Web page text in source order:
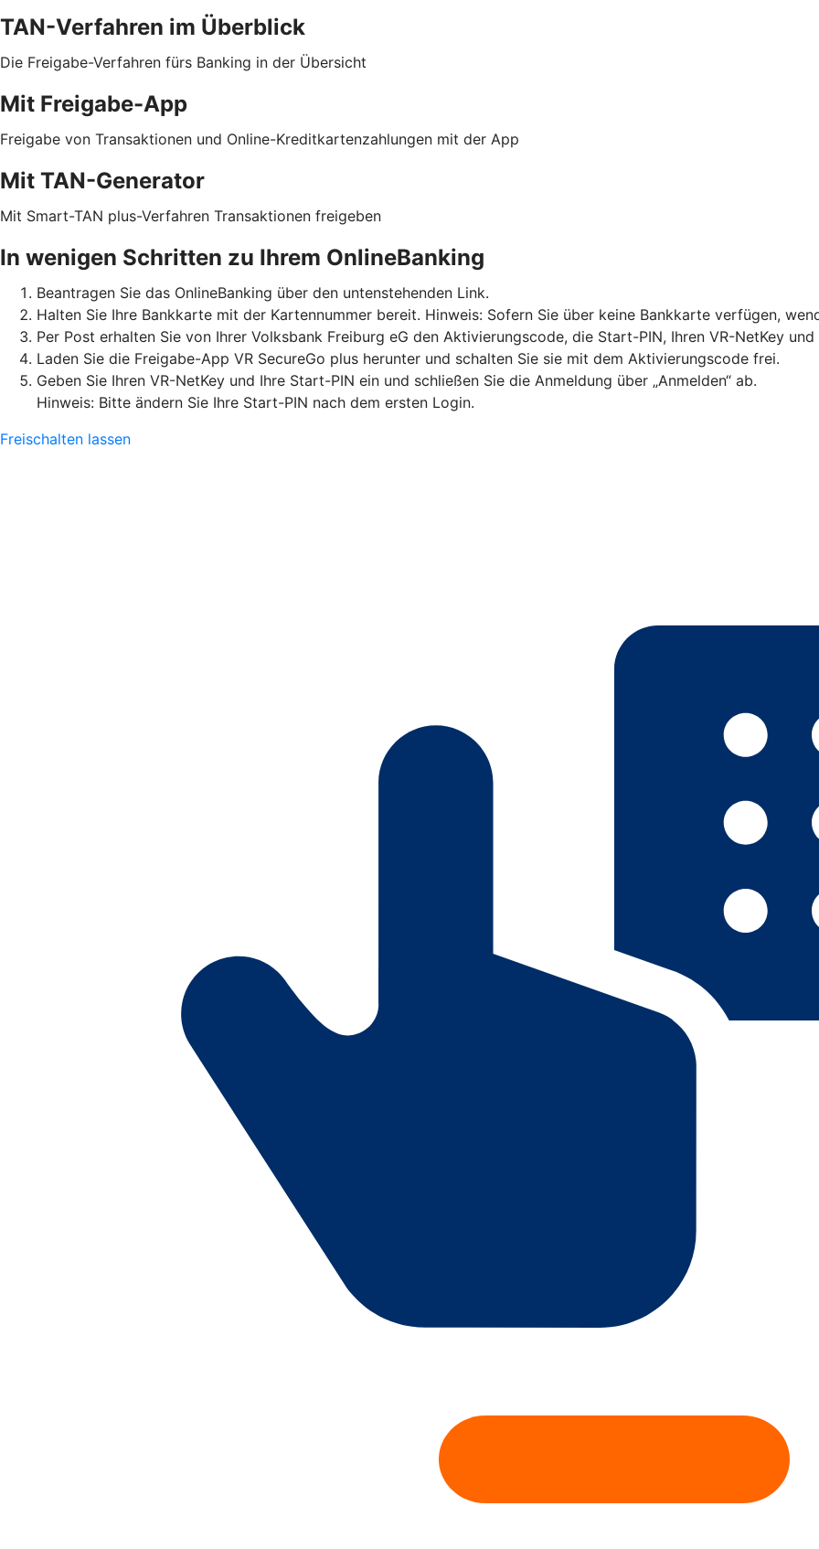
TAN-Verfahren im Überblick
Die Freigabe-Verfahren fürs Banking in der Übersicht
Mit Freigabe-App
Freigabe von Transaktionen und Online-Kreditkartenzahlungen mit der App
Mit TAN-Generator
Mit Smart-TAN plus-Verfahren Transaktionen freigeben
In wenigen Schritten zu Ihrem OnlineBanking
Beantragen Sie das OnlineBanking über den untenstehenden Link.
Halten Sie Ihre Bankkarte mit der Kartennummer bereit. Hinweis: Sofern Sie über keine Bankkarte verfügen,
Per Post erhalten Sie von Ihrer Volksbank Freiburg eG den Aktivierungscode, die Start-PIN, Ihren VR-NetKey
Laden Sie die Freigabe-App VR SecureGo plus herunter und schalten Sie sie mit dem Aktivierungscode frei.
Geben Sie Ihren VR-NetKey und Ihre Start-PIN ein und schließen Sie die Anmeldung über „Anmelden“ ab.
Hinweis: Bitte ändern Sie Ihre Start-PIN nach dem ersten Login.
Freischalten lassen